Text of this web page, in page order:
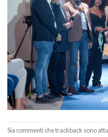
Sia commenti che trackback sono